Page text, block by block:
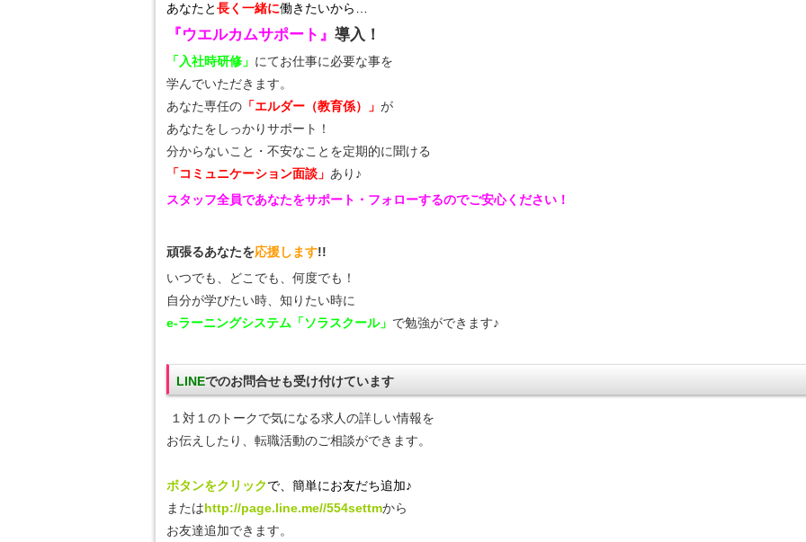
あなたと長く一緒に働きたいから…
『ウエルカムサポート』 導入！
「入社時研修」 にてお仕事に必要な事を
学んでいただきます。
あなた専任の 「エルダー（教育係）」 が
あなたをしっかりサポート！
分からないこと・不安なことを定期的に聞ける
「コミュニケーション面談」 あり♪
スタッフ全員であなたをサポート・フォローするのでご安心ください！
頑張るあなたを応援します!!
いつでも、どこでも、何度でも！
自分が学びたい時、知りたい時に
e-ラーニングシステム「ソラスクール」 で勉強ができます♪
LINEでのお問合せも受け付けています
１対１のトークで気になる求人の詳しい情報を
お伝えしたり、転職活動のご相談ができます。
ボタンをクリックで、簡単にお友だち追加♪
またはhttp://page.line.me//554settmから
お友達追加できます。